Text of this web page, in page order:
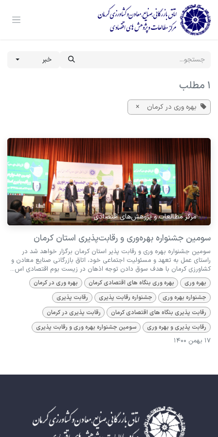
صرف نظر و مشاهده محتوا
خبر
1 مطلب
بهره وری در کرمان ×
مرکز مطالعات و پژوهش‌های اقتصادی
سومین جشنواره بهره‌وری و رقابت‌پذیری استان کرمان
سومین جشنواره بهره وری و رقابت پذیر استان کرمان برگزار خواهد شد در
راستای عمل به تعهد و مسئولیت اجتماعی خود، اتاق بازرگانی صنایع معادن و
کشاورزی کرمان با هدف سوق دادن توجه اذهان در زیست بوم اقتصادی اس...
بهره وری بهره وری بنگاه های اقتصادی کرمان
بهره وری در کرمان
جشنواره بهره وری
جشنواره رقابت پذیری
رقابت پذیری
رقابت پذیری بنگاه های اقتصادی کرمان
رقابت پذیری در کرمان
رقابت پذیری و بهره وری
سومین جشنواره بهره وری و رقابت پذیری
17 بهمن 1400